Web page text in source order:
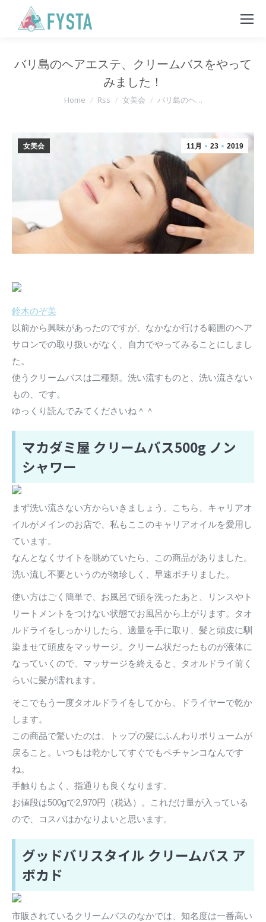
バリ島のヘアエステ、クリームバスをやって
みました！
You are here:
Home Rss 女美会 バリ島のヘ…
11月 23 2019
女美会
鈴木のぞ美
以前から興味があったのですが、なかなか行ける範囲のヘア
サロンでの取り扱いがなく、自力でやってみることにしまし
た。
使うクリームバスは二種類。洗い流すものと、洗い流さない
もの、です。
ゆっくり読んでみてくださいね＾＾
マカダミ屋 クリームバス500g ノン
シャワー
まず洗い流さない方からいきましょう。こちら、キャリアオ
イルがメインのお店で、私もここのキャリアオイルを愛用し
ています。
なんとなくサイトを眺めていたら、この商品がありました。
洗い流し不要というのが物珍しく、早速ポチりました。
使い方はごく簡単で、お風呂で頭を洗ったあと、リンスやト
リートメントをつけない状態でお風呂から上がります。タオ
ルドライをしっかりしたら、適量を手に取り、髪と頭皮に馴
染ませて頭皮をマッサージ。クリーム状だったものが液体に
なっていくので、マッサージを終えると、タオルドライ前く
らいに髪が濡れます。
そこでもう一度タオルドライをしてから、ドライヤーで乾か
します。
この商品で驚いたのは、トップの髪にふんわりボリュームが
戻ること。いつもは乾かしてすぐでもペチャンコなんです
ね。
手触りもよく、指通りも良くなります。
お値段は500gで2,970円（税込）。これだけ量が入っている
ので、コスパはかなりよいと思います。
グッドバリスタイル クリームバス ア
ボカド
市販されているクリームバスのなかでは、知名度は一番高い